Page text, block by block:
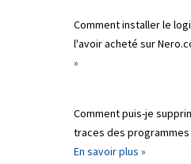
Comment installer le
l'avoir acheté sur
»
Comment puis-je
traces des
En savoir plus »